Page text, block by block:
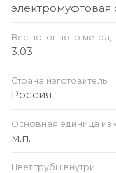
электромуфтовая
Вес погонного метра,
3.03
Страна изготовитель
Россия
Основная единица
м.п.
Цвет трубы внутри